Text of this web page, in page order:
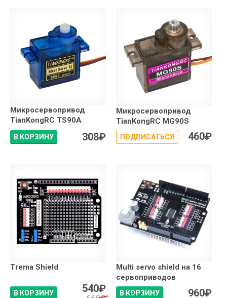
Микросервопривод
TianKongRC TS90A
В КОРЗИНУ 308₽
Микросервопривод
TianKongRC MG90S
ПОДПИСАТЬСЯ 460₽
Trema Shield
В КОРЗИНУ 540₽
Multi servo shield на 16
сервоприводов
В КОРЗИНУ 960₽